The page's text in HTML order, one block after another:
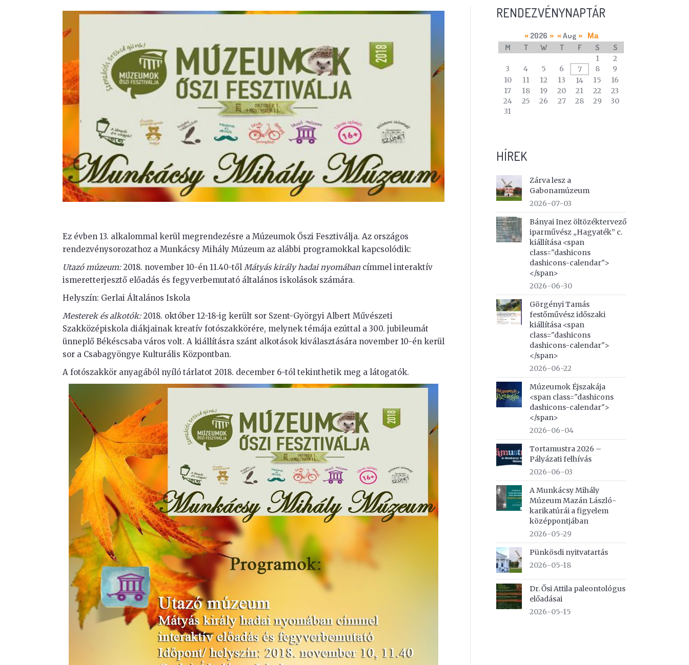
Ez évben 13. alkalommal kerül megrendezésre a Múzeumok Őszi Fesztiválja. Az országos
rendezvénysorozathoz a Munkácsy Mihály Múzeum az alábbi programokkal kapcsolódik:
Utazó múzeum:2018. november 10-én 11.40-től Mátyás király hadai nyomában címmel interaktív
ismeretterjesztő előadás és fegyverbemutató általános iskolások számára.
Helyszín: Gerlai Általános Iskola
Mesterek és alkotók:2018. október 12-18-ig került sor Szent-Györgyi Albert Művészeti
Szakközépiskola diákjainak kreatív fotószakkörére, melynek témája ezúttal a 300. jubileumát
ünneplő Békéscsaba város volt. A kiállításra szánt alkotások kiválasztására november 10-én kerül
sor a Csabagyöngye Kulturális Központban.
A fotószakkör anyagából nyíló tárlatot 2018. december 6-tól tekinthetik meg a látogatók.
RENDEZVÉNYNAPTÁR
calendar
of
events
« 2026 » « Aug » Ma
M T W T F S S
1
2
3
4 5 6 7 8
9
10
11 12 13 14 15
16
17
18 19 20 21 22
23
24
25 26 27 28 29
30
31
HÍREK
Zárva lesz a
Gabonamúzeum
2026-07-03
Bányai Inez öltözéktervező
iparművész „Hagyaték” c.
kiállítása <span
class="dashicons
dashicons-calendar">
</span>
2026-06-30
Görgényi Tamás
festőművész időszaki
kiállítása <span
class="dashicons
dashicons-calendar">
</span>
2026-06-22
Múzeumok Éjszakája
<span class="dashicons
dashicons-calendar">
</span>
2026-06-04
Tortamustra 2026 –
Pályázati felhívás
2026-06-03
A Munkácsy Mihály
Múzeum Mazán László-
karikatúrái a figyelem
középpontjában
2026-05-29
Pünkösdi nyitvatartás
2026-05-18
Dr. Ősi Attila paleontológus
előadásai
2026-05-15